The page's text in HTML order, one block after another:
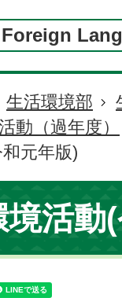
Foreign
生活環境部
動（過年度）
元年版)
活動